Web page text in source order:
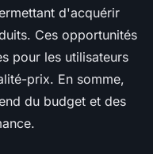
d'acquérir
Ces opportunités
pour les utilisateurs
prix. En somme,
du budget et des